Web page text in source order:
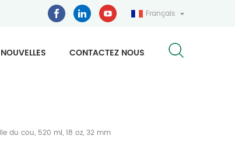
Français
NOUVELLES CONTACTEZ NOUS
du cou, 520 ml, 18 oz, 32 mm